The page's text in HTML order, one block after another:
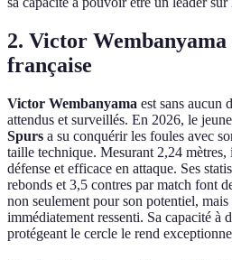
2. Victor
française
Victor Wembanyama est sans aucun
attendus et surveillés. En 2026, le
Spurs a su conquérir les foules avec
taille technique. Mesurant 2,24
défense et efficace en attaque. Ses
rebonds et 3,5 contres par match font
non seulement pour son potentiel,
immédiatement ressenti. Sa capacité à
protégeant le cercle le rend